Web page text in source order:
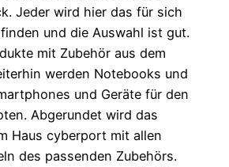
Jeder wird hier das für sich
und die Auswahl ist gut.
mit Zubehör aus dem
werden Notebooks und
und Geräte für den
Abgerundet wird das
Haus cyberport mit allen
des passenden Zubehörs.